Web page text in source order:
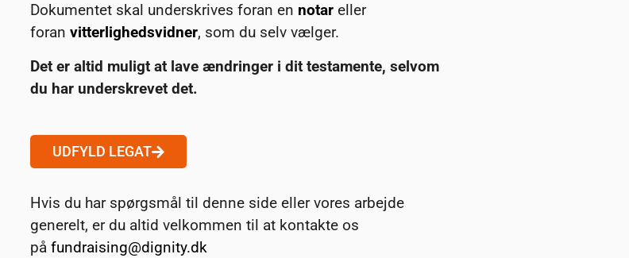
Dokumentet skal underskrives foran en notar eller
foran vitterlighedsvidner, som du selv vælger.
Det er altid muligt at lave ændringer i dit testamente, selvom
du har underskrevet det.
UDFYLD LEGAT
Hvis du har spørgsmål til denne side eller vores arbejde
generelt, er du altid velkommen til at kontakte os
på fundraising@dignity.dk